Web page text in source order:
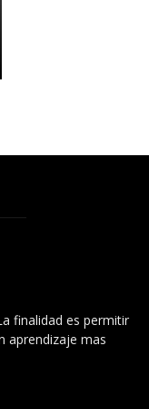
finalidad es permitir
aprendizaje mas